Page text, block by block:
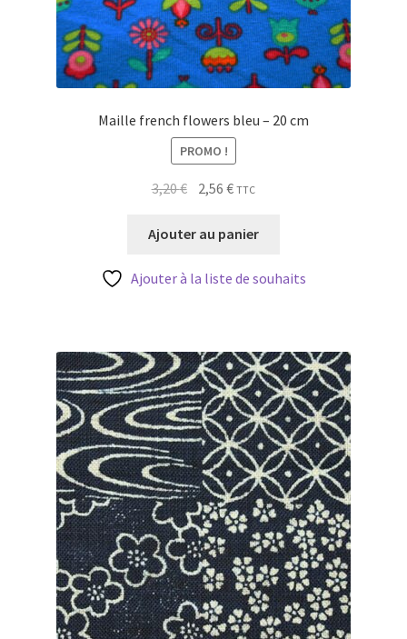
Maille french flowers bleu – 20 cm
PROMO !
3,20€ Le
initial
3,20 €.
2,56€Le
actuel
2,56 €.
TTC
Ajouter au panier
Ajouter à la liste de souhaits